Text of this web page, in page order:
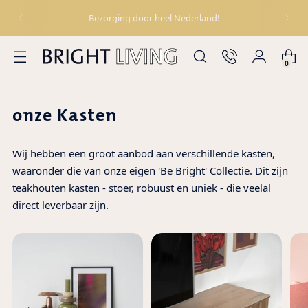
Bezorging door heel Nederland!
0
onze Kasten
Wij hebben een groot aanbod aan verschillende kasten,
waaronder die van onze eigen 'Be Bright' Collectie. Dit zijn
teakhouten kasten - stoer, robuust en uniek - die veelal
direct leverbaar zijn.